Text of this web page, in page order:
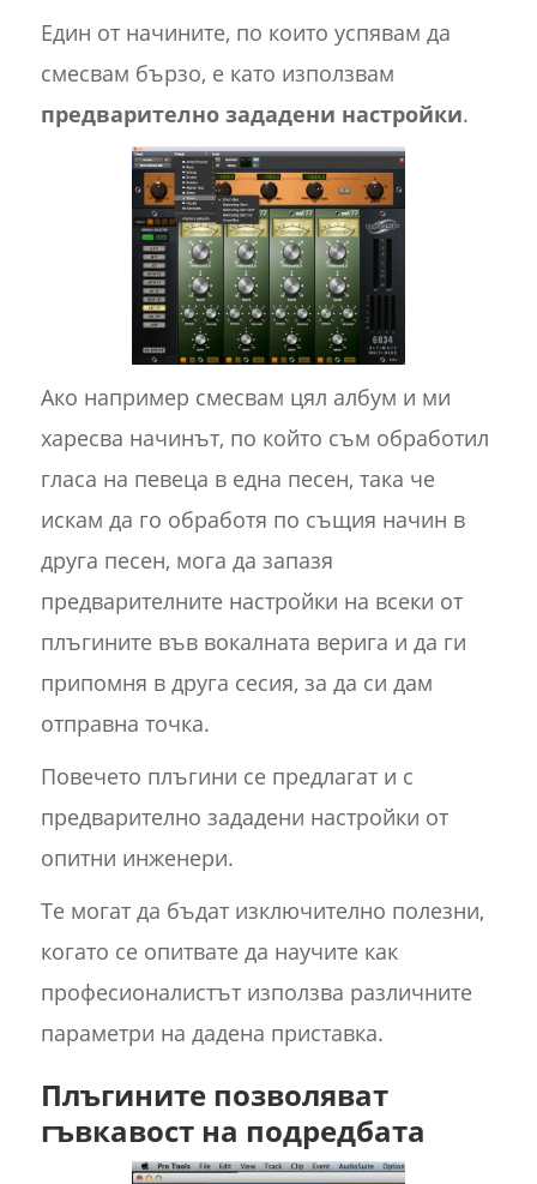
Един от начините, по които успявам да
смесвам бързо, е като използвам
предварително зададени настройки.
Ако например смесвам цял албум и ми
харесва начинът, по който съм обработил
гласа на певеца в една песен, така че
искам да го обработя по същия начин в
друга песен, мога да запазя
предварителните настройки на всеки от
плъгините във вокалната верига и да ги
припомня в друга сесия, за да си дам
отправна точка.
Повечето плъгини се предлагат и с
предварително зададени настройки от
опитни инженери.
Те могат да бъдат изключително полезни,
когато се опитвате да научите как
професионалистът използва различните
параметри на дадена приставка.
Плъгините позволяват
гъвкавост на подредбата